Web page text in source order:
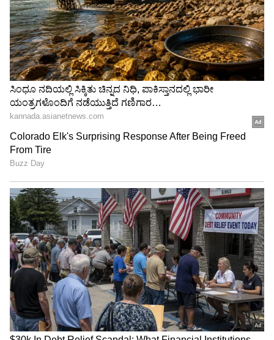
ಇದನ್ನು ಕಷ್ಟಪಟ್ಟು ಖರೀದಿಸಿದ್ದಲ್ಲ
'ಬಾಕ್ಸಾಫೀಸ್ ಶೇಕ್ ಮಾಡುವ ಬಾಡಿ' ಎಂದು ಅಭಿಮಾನಿಗಳು
ಕಾಮೆಂಟ್ ಮಾಡುತ್ತಿದ್ದಾರೆ. ಪ್ರಶಾಂತ್ ನೀಲ್ ಚಿತ್ರಕ್ಕಾಗಿ
ತಾರಕ್ ತಮ್ಮ ಫಿಸಿಕ್ ಅನ್ನು ಈ ರೀತಿ
ಸಾಲು ಸಾಲು ಸೋಲು...
ಅರುಣಾಚಲಕ್ಕೆ ಹೋದ ನಟಿ
ಶ್ರೀಲೀಲಾ: ವಿಶೇಷ ಪೂಜೆ,
ಅಷ್ಟಕ್ಕೂ ಏನಾಯ್ತು?
ಯಶ್‌ ‘ಟಾಕ್ಸಿಕ್‌’ ನೋಡಿ ಫ್ಯಾನ್ಸ್‌
ಫಿದಾ: ನೆಟ್ಟಿಗರು ಮಾತ್ರ ‘KGF on
Steroids’ ಅಂತಿದ್ದಾರೆ!
LATEST VIDEOS
"ರಾಜಕೀಯ ಬೇಡ, ಸಿನಿಮಾನೇ ಪ್ರಾಣ":
ಕನಕೋತ್ಸವದಲ್ಲಿ ರಿಷಬ್ ಶೆಟ್ಟಿ | Rishab
Shetty speech | Suvarna News
ಶೇ.50 ರಿಂದ ಶೇ.18 ಕ್ಕೆ TAX ಇಳಿಕೆ: ಮೋದಿ-
ಟ್ರಂಪ್ ಐತಿಹಾಸಿಕ ಒಪ್ಪಂದ | India US
Trade Deal | Party Rounds